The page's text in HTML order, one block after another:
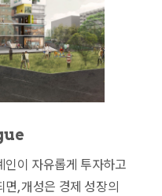
인이 자유롭게 투자하고
, 개성은 경제 성장의